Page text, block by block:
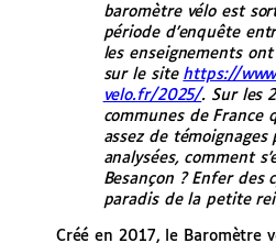
baromètre vélo est
période d’enquête
les enseignements
sur le site https://
velo.fr/2025/. Sur les
communes de France
assez de témoignages
analysées, comment
Besançon ? Enfer des
paradis de la petite
Créé en 2017, le Baromètre